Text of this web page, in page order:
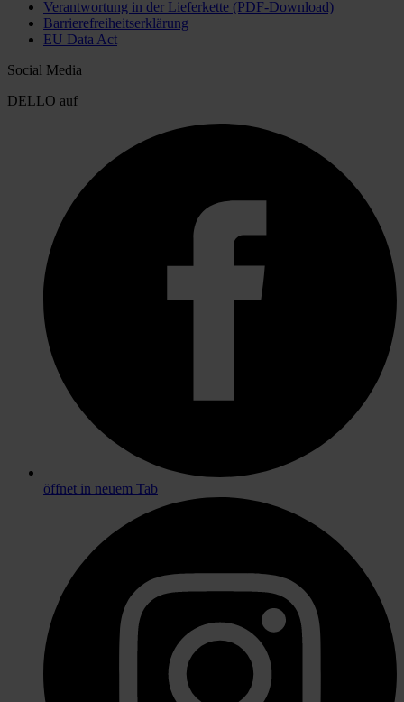
Verantwortung in der Lieferkette (PDF-Download)
Barrierefreiheitserklärung
EU Data Act
Social Media
DELLO auf
öffnet in neuem Tab